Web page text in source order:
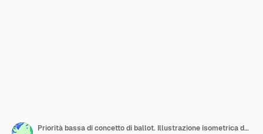
Priorità bassa di concetto di ballot. Illustrazione isometrica del voto